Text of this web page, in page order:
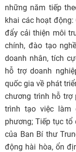
những năm tiếp
khai các hoạt
đẩy cải thiện môi
chính, đào tạo
doanh nhân, tích
hỗ trợ doanh
quốc gia về phát
chương trình hỗ trợ
trình tạo việc làm
phương; Tiếp tục
của Ban Bí thư
động hài hòa, ổn